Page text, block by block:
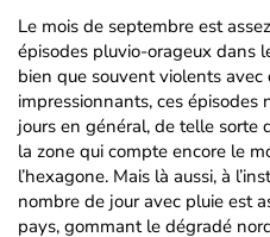
Le mois de septembre est
épisodes pluvio-orageux dans
bien que souvent violents avec
impressionnants, ces
jours en général, de telle sorte
la zone qui compte encore le
l’hexagone. Mais là aussi, à
nombre de jour avec pluie est
pays, gommant le dégradé